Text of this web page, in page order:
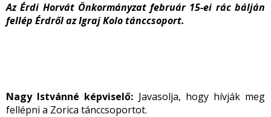
Az Érdi Horvát Önkormányzat február 15-ei rác bálján
fellép Érdről az Igraj Kolo tánccsoport.
Nagy Istvánné képviselő: Javasolja, hogy hívják meg
fellépni a Zorica tánccsoportot.